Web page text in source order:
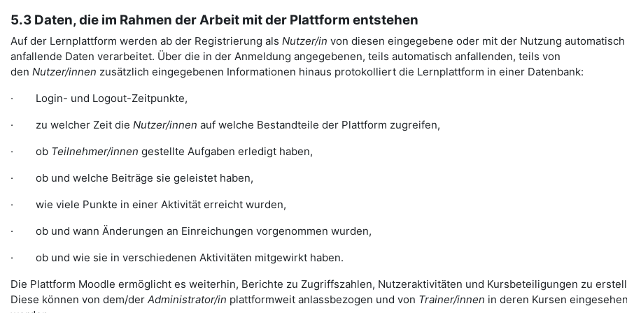
5.3 Daten, die im Rahmen der Arbeit mit der Plattform entstehen
Auf der Lernplattform werden ab der Registrierung als Nutzer/in von diesen eingegebene oder mit der Nutzung automatisch
anfallende Daten verarbeitet. Über die in der Anmeldung angegebenen, teils automatisch anfallenden, teils von
den Nutzer/innen zusätzlich eingegebenen Informationen hinaus protokolliert die Lernplattform in einer Datenbank:
· Login- und Logout-Zeitpunkte,
· zu welcher Zeit die Nutzer/innen auf welche Bestandteile der Plattform zugreifen,
· ob Teilnehmer/innen gestellte Aufgaben erledigt haben,
· ob und welche Beiträge sie geleistet haben,
· wie viele Punkte in einer Aktivität erreicht wurden,
· ob und wann Änderungen an Einreichungen vorgenommen wurden,
· ob und wie sie in verschiedenen Aktivitäten mitgewirkt haben.
Die Plattform Moodle ermöglicht es weiterhin, Berichte zu Zugriffszahlen, Nutzeraktivitäten und Kursbeteiligungen zu
Diese können von dem/der Administrator/in plattformweit anlassbezogen und von Trainer/innen in deren Kursen eingesehen